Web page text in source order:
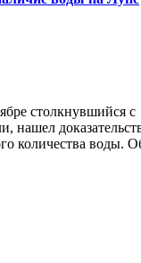
столкнувшийся с
нашел
количества воды.